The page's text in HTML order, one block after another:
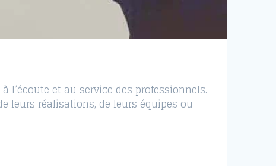
l’écoute et au service des professionnels.
leurs réalisations, de leurs équipes ou